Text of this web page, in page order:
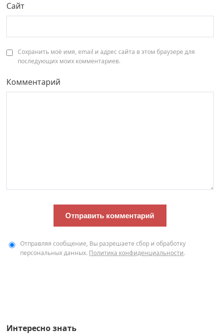
Сайт
Сохранить моё имя, email и адрес сайта в этом браузере для
последующих моих комментариев.
Комментарий
Отправляя сообщение, Вы разрешаете сбор и обработку
персональных данных. Политика конфиденциальности.
Интересно знать